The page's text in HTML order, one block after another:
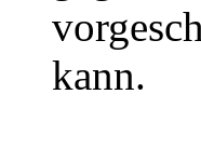
kann.